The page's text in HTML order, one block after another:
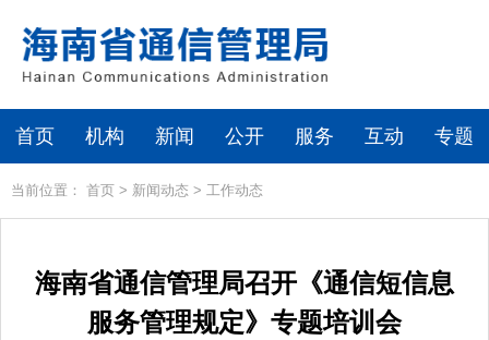
首页 机构 新闻 公开 服务 互动 专题
当前位置： 首页 > 新闻动态 > 工作动态
海南省通信管理局召开《通信短信息
服务管理规定》专题培训会